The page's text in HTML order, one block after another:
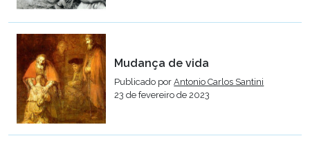
Mudança de vida
Publicado porAntonio Carlos Santini
23 de fevereiro de 2023